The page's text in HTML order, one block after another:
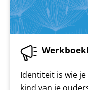
Identiteit is wie